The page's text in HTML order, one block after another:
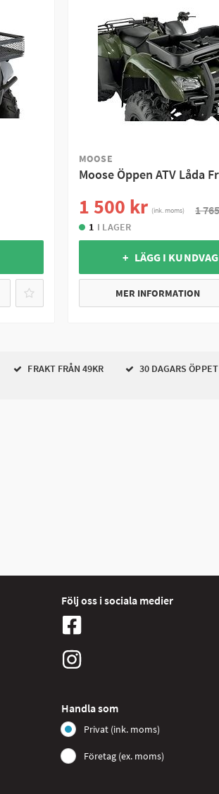
MOOSE
Moose Öppen ATV Låda
1 500 kr (ink. moms) 1
1 I LAGER
+ LÄGG I
MER INFORMATION
FRAKT FRÅN 49KR 30 DAGARS
Följ oss i sociala medier
Handla som
Privat (ink. moms)
Företag (ex. moms)